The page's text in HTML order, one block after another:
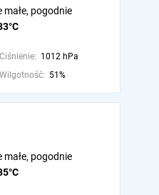
pogodnie
Ciśnienie: 1012 hPa
Wilgotność: 51%
pogodnie